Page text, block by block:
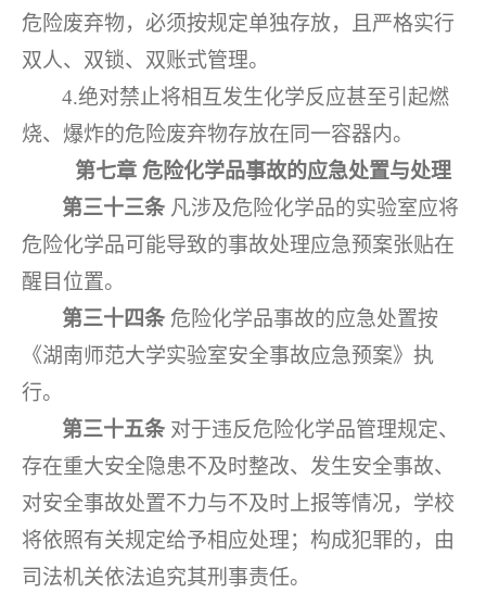
危险废弃物，必须按规定单独存放，且严格实行
双人、双锁、双账式管理。
4.绝对禁止将相互发生化学反应甚至引起燃
烧、爆炸的危险废弃物存放在同一容器内。
第七章 危险化学品事故的应急处置与处理
第三十三条 凡涉及危险化学品的实验室应将
危险化学品可能导致的事故处理应急预案张贴在
醒目位置。
第三十四条 危险化学品事故的应急处置按
《湖南师范大学实验室安全事故应急预案》执
行。
第三十五条 对于违反危险化学品管理规定、
存在重大安全隐患不及时整改、发生安全事故、
对安全事故处置不力与不及时上报等情况，学校
将依照有关规定给予相应处理；构成犯罪的，由
司法机关依法追究其刑事责任。